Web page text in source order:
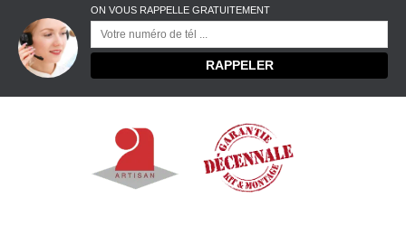
ON VOUS RAPPELLE GRATUITEMENT